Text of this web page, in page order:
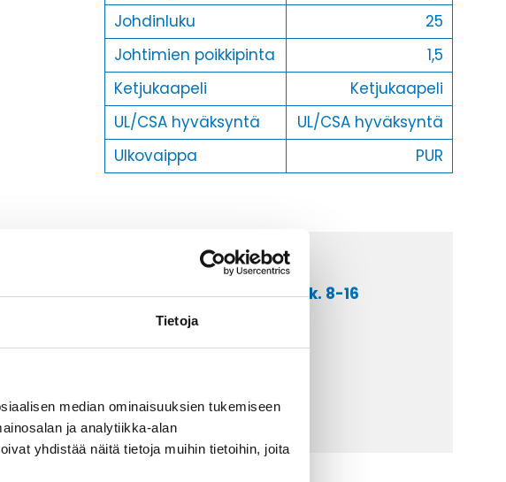
Tietoja
median ominaisuuksien tukemiseen
ja analytiikka-alan
yhdistää näitä tietoja muihin tietoihin, joita
Johdinluku
25
Johtimien poikkipinta
1,5
Ketjukaapeli
Ketjukaapeli
UL/CSA hyväksyntä
UL/CSA hyväksyntä
Ulkovaippa
PUR
Soita asiakaspalveluumme ark. 8-16
+358 9 2252 260